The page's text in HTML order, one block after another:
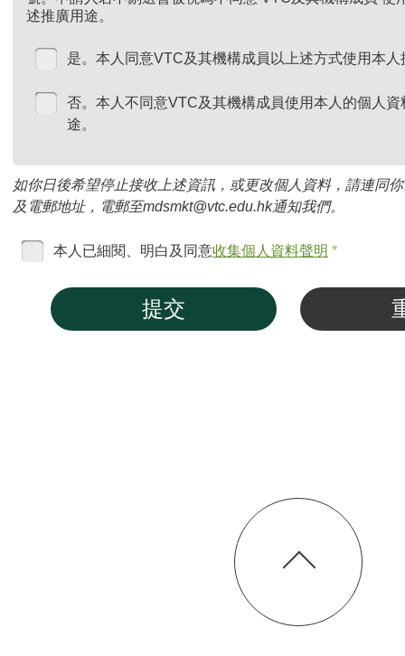
述推廣用途。
是。本人同意VTC及其機構成員以上述方式使用本
否。本人不同意VTC及其機構成員使用本人的個人
途。
如你日後希望停止接收上述資訊，或更改個人資料，請連同
及電郵地址，電郵至mdsmkt@vtc.edu.hk通知我們。
本人已細閱、明白及同意收集個人資料聲明 *
提交